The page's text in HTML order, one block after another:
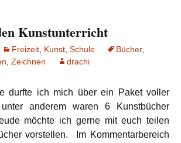
Kunstunterricht
Freizeit Kunst Schule Bücher,
Zeichnen drachi
durfte ich mich über ein Paket voller
anderem waren 6 Kunstbücher
möchte ich gerne mit euch teilen
vorstellen. Im Kommentarbereich